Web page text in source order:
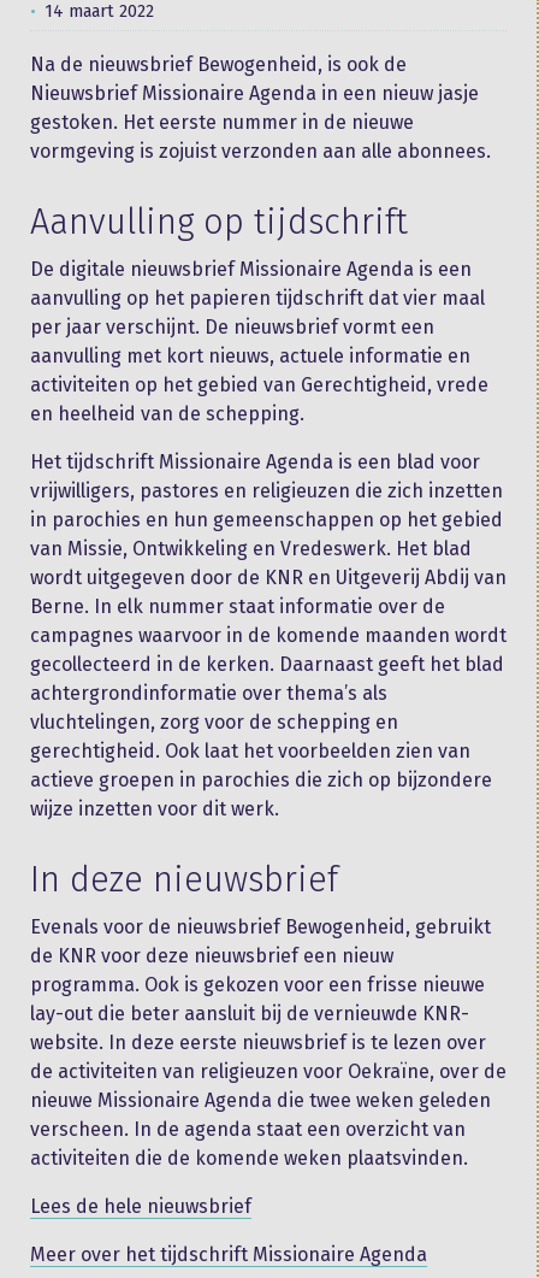
14 maart 2022
Na de nieuwsbrief Bewogenheid, is ook de
Nieuwsbrief Missionaire Agenda in een nieuw jasje
gestoken. Het eerste nummer in de nieuwe
vormgeving is zojuist verzonden aan alle abonnees.
Aanvulling op tijdschrift
De digitale nieuwsbrief Missionaire Agenda is een
aanvulling op het papieren tijdschrift dat vier maal
per jaar verschijnt. De nieuwsbrief vormt een
aanvulling met kort nieuws, actuele informatie en
activiteiten op het gebied van Gerechtigheid, vrede
en heelheid van de schepping.
Het tijdschrift Missionaire Agenda is een blad voor
vrijwilligers, pastores en religieuzen die zich inzetten
in parochies en hun gemeenschappen op het gebied
van Missie, Ontwikkeling en Vredeswerk. Het blad
wordt uitgegeven door de KNR en Uitgeverij Abdij van
Berne. In elk nummer staat informatie over de
campagnes waarvoor in de komende maanden wordt
gecollecteerd in de kerken. Daarnaast geeft het blad
achtergrondinformatie over thema’s als
vluchtelingen, zorg voor de schepping en
gerechtigheid. Ook laat het voorbeelden zien van
actieve groepen in parochies die zich op bijzondere
wijze inzetten voor dit werk.
In deze nieuwsbrief
Evenals voor de nieuwsbrief Bewogenheid, gebruikt
de KNR voor deze nieuwsbrief een nieuw
programma. Ook is gekozen voor een frisse nieuwe
lay-out die beter aansluit bij de vernieuwde KNR-
website. In deze eerste nieuwsbrief is te lezen over
de activiteiten van religieuzen voor Oekraïne, over de
nieuwe Missionaire Agenda die twee weken geleden
verscheen. In de agenda staat een overzicht van
activiteiten die de komende weken plaatsvinden.
Lees de hele nieuwsbrief
Meer over het tijdschrift Missionaire Agenda